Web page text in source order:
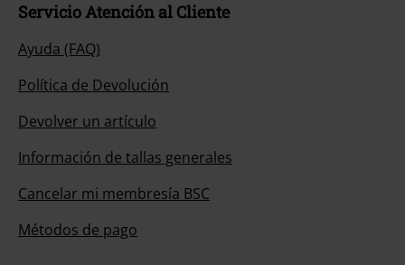
Servicio Atención al Cliente
Ayuda (FAQ)
Política de Devolución
Devolver un artículo
Información de tallas generales
Cancelar mi membresía BSC
Métodos de pago